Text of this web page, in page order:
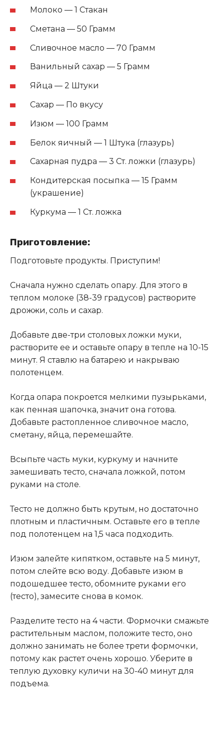
Молоко — 1 Стакан
Сметана — 50 Грамм
Сливочное масло — 70 Грамм
Ванильный сахар — 5 Грамм
Яйца — 2 Штуки
Сахар — По вкусу
Изюм — 100 Грамм
Белок яичный — 1 Штука (глазурь)
Сахарная пудра — 3 Ст. ложки (глазурь)
Кондитерская посыпка — 15 Грамм
(украшение)
Куркума — 1 Ст. ложка
Приготовление:
Подготовьте продукты. Приступим!
Сначала нужно сделать опару. Для этого в
теплом молоке (38-39 градусов) растворите
дрожжи, соль и сахар.
Добавьте две-три столовых ложки муки,
растворите ее и оставьте опару в тепле на 10-15
минут. Я ставлю на батарею и накрываю
полотенцем.
Когда опара покроется мелкими пузырьками,
как пенная шапочка, значит она готова.
Добавьте растопленное сливочное масло,
сметану, яйца, перемешайте.
Всыпьте часть муки, куркуму и начните
замешивать тесто, сначала ложкой, потом
руками на столе.
Тесто не должно быть крутым, но достаточно
плотным и пластичным. Оставьте его в тепле
под полотенцем на 1,5 часа подходить.
Изюм залейте кипятком, оставьте на 5 минут,
потом слейте всю воду. Добавьте изюм в
подошедшее тесто, обомните руками его
(тесто), замесите снова в комок.
Разделите тесто на 4 части. Формочки смажьте
растительным маслом, положите тесто, оно
должно занимать не более трети формочки,
потому как растет очень хорошо. Уберите в
теплую духовку куличи на 30-40 минут для
подъема.